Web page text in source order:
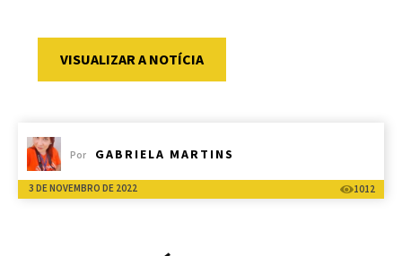
VISUALIZAR A NOTÍCIA
Por GABRIELA MARTINS
3 DE NOVEMBRO DE 2022 1012